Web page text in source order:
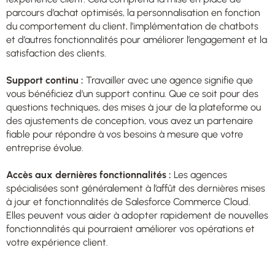
parcours d’achat optimisés, la personnalisation en fonction
du comportement du client, l’implémentation de chatbots
et d’autres fonctionnalités pour améliorer l’engagement et la
satisfaction des clients.
Support continu : Travailler avec une agence signifie que
vous bénéficiez d’un support continu. Que ce soit pour des
questions techniques, des mises à jour de la plateforme ou
des ajustements de conception, vous avez un partenaire
fiable pour répondre à vos besoins à mesure que votre
entreprise évolue.
Accès aux dernières fonctionnalités : Les agences
spécialisées sont généralement à l’affût des dernières mises
à jour et fonctionnalités de Salesforce Commerce Cloud.
Elles peuvent vous aider à adopter rapidement de nouvelles
fonctionnalités qui pourraient améliorer vos opérations et
votre expérience client.